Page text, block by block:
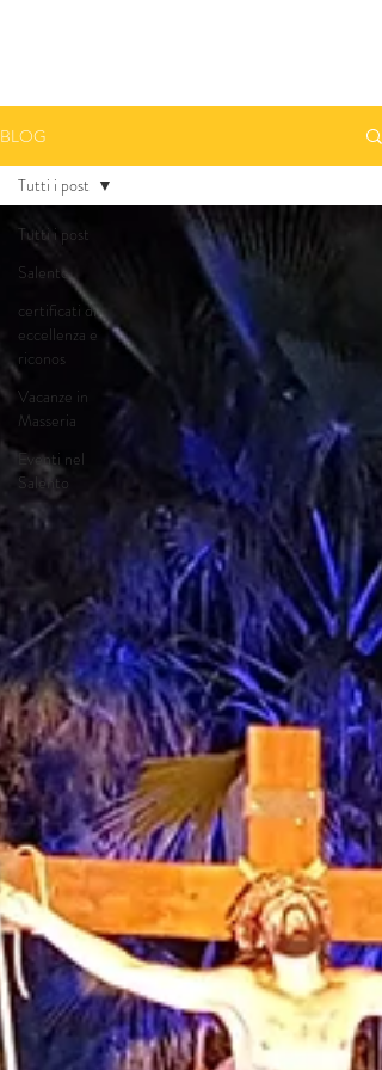
BLOG
Tutti i post
Salento
certificati di
eccellenza e
riconos
Vacanze in
Masseria
Eventi nel
Salento
Tutti i post